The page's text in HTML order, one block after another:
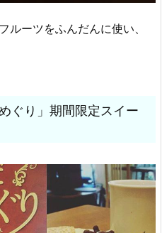
ルーツをふんだんに使い、
ぐり」期間限定スイー